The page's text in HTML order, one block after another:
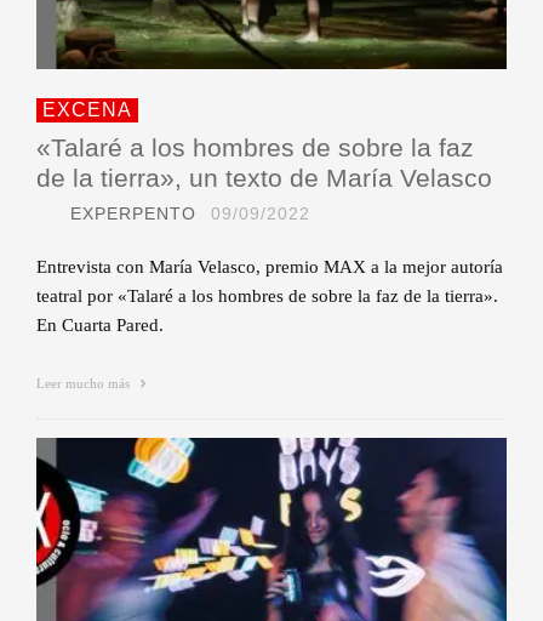
EXCENA
«Talaré a los hombres de sobre la faz
de la tierra», un texto de María Velasco
EXPERPENTO 09/09/2022
Entrevista con María Velasco, premio MAX a la mejor autoría
teatral por «Talaré a los hombres de sobre la faz de la tierra».
En Cuarta Pared.
Leer mucho más